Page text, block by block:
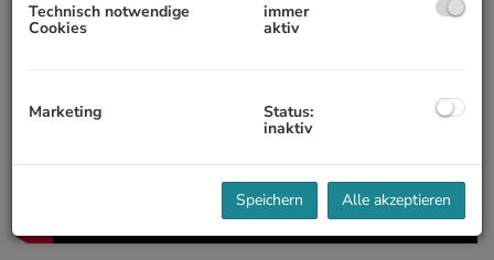
Technisch notwendige
Cookies
immer
aktiv
Marketing Status:
inaktiv
Speichern Alle akzeptieren